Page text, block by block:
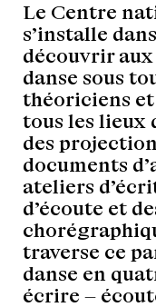
Le Centre
s’installe
découvrir
danse sous
théoriciens
tous les lieux
des
documents
ateliers
d’écoute et
traverse ce
danse en
écrire –